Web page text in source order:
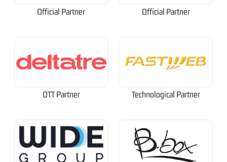
Official Partner Official Partner
OTT Partner Technological Partner